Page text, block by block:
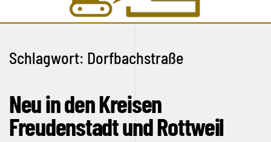
Schlagwort: Dorfbachstraße
Neu in den Kreisen
Freudenstadt und Rottweil